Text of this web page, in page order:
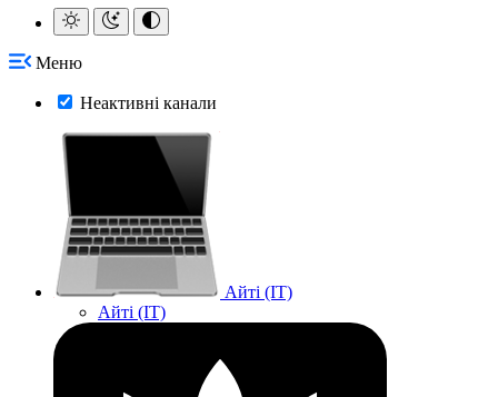
Меню
Неактивні канали
Айті (IT)
Айті (IT)